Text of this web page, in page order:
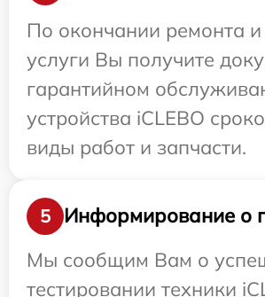
По окончании ремонта
услуги Вы получите
гарантийном
устройства iCLEBO
виды работ и запчасти.
5
Информирование о
Мы сообщим Вам о
тестировании техники